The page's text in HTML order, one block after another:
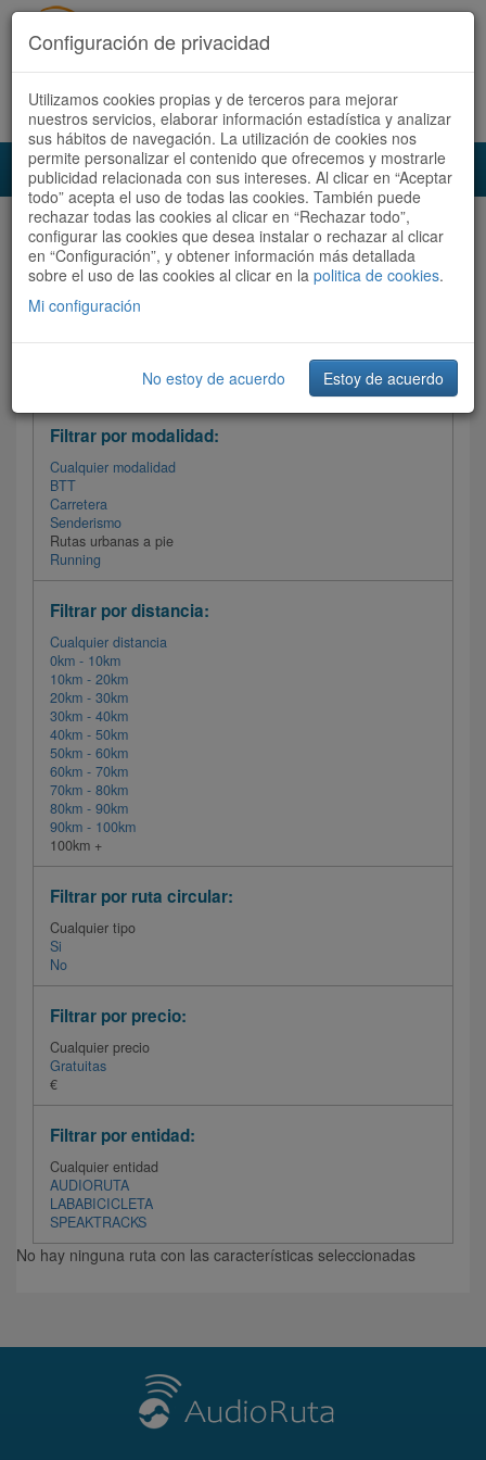
Acceder Registrate ahora Español | Català
Audioruta Todas las rutas
Todas las rutas Ordenar por:Más recientes
Filtrar las rutas
Filtrar por modalidad:
Cualquier modalidad
BTT
Carretera
Senderismo
Rutas urbanas a pie
Running
Filtrar por distancia:
Cualquier distancia
0km - 10km
10km - 20km
20km - 30km
30km - 40km
40km - 50km
50km - 60km
60km - 70km
70km - 80km
80km - 90km
90km - 100km
100km +
Filtrar por ruta circular:
Cualquier tipo
Si
No
Filtrar por precio:
Cualquier precio
Gratuitas
€
Filtrar por entidad:
Cualquier entidad
AUDIORUTA
LABABICICLETA
SPEAKTRACKS
No hay ninguna ruta con las características seleccionadas
Configuración de privacidad
Utilizamos cookies propias y de terceros para mejorar
nuestros servicios, elaborar información estadística y analizar
sus hábitos de navegación. La utilización de cookies nos
permite personalizar el contenido que ofrecemos y mostrarle
publicidad relacionada con sus intereses. Al clicar en “Aceptar
todo” acepta el uso de todas las cookies. También puede
rechazar todas las cookies al clicar en “Rechazar todo”,
configurar las cookies que desea instalar o rechazar al clicar
en “Configuración”, y obtener información más detallada
sobre el uso de las cookies al clicar en la politica de cookies.
Mi configuración
No estoy de acuerdo Estoy de acuerdo